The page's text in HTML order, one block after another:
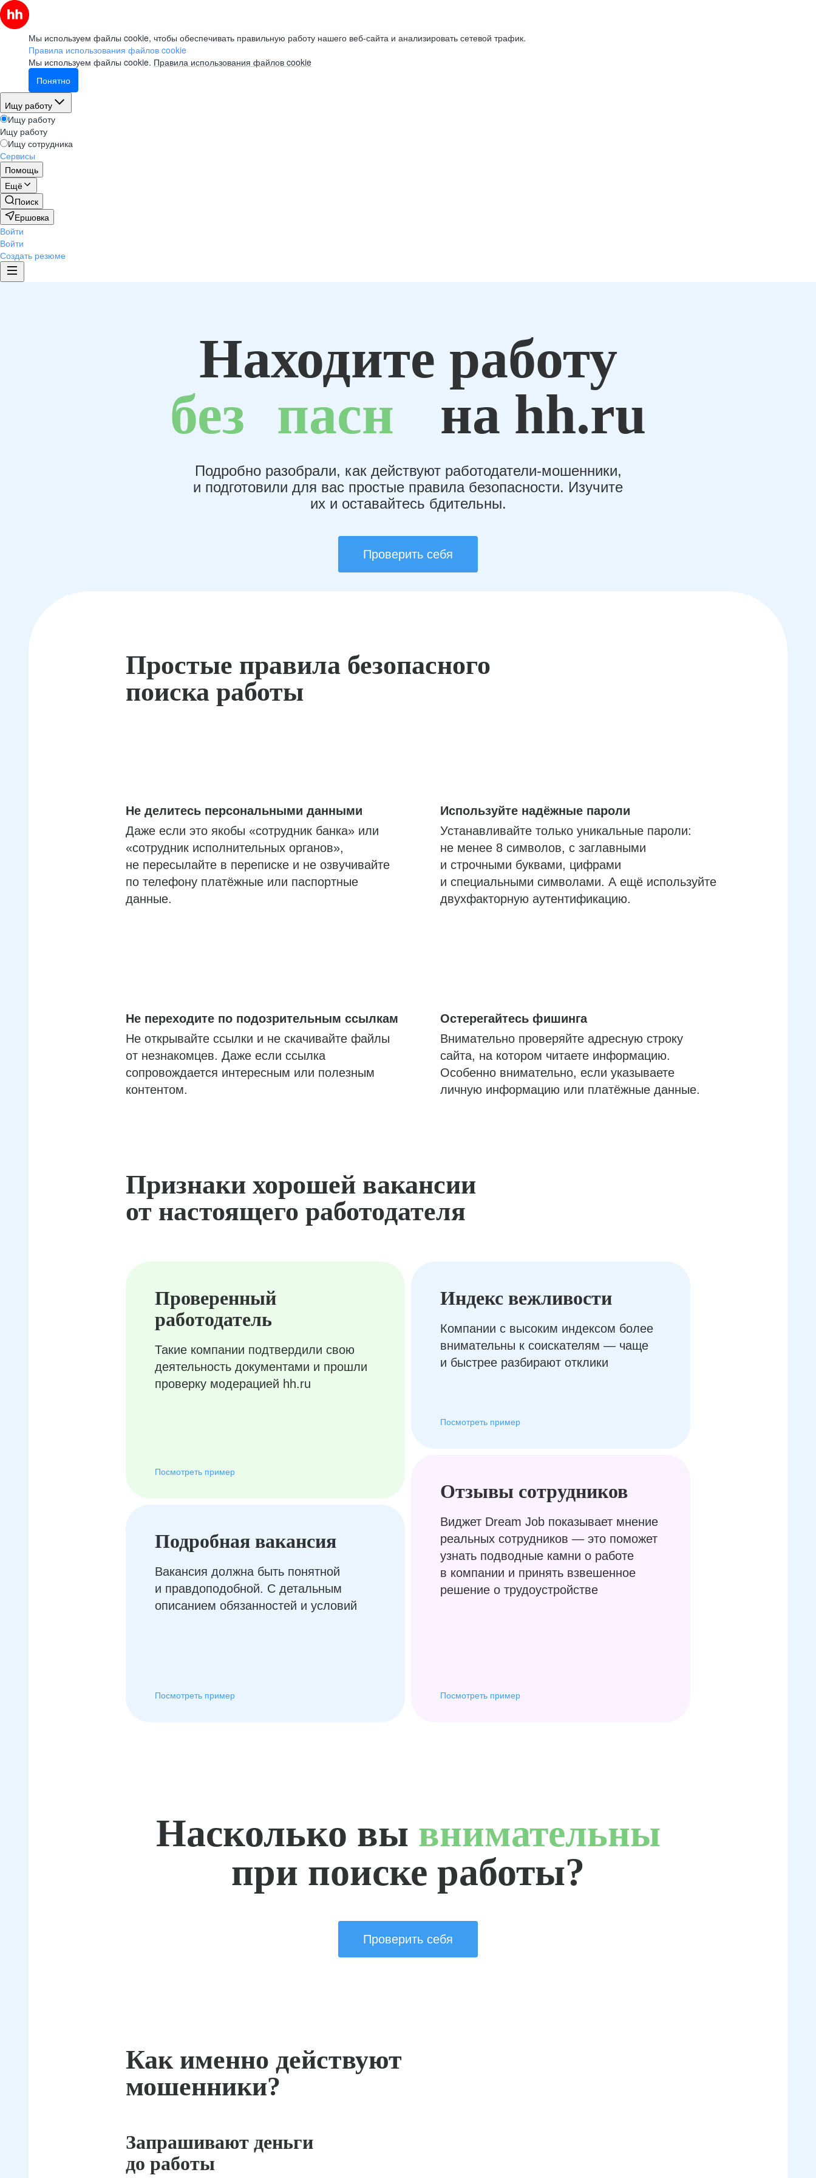
Мы используем файлы cookie, чтобы обеспечивать правильную работу нашего веб-сайта и анализировать сетевой трафик.
Правила использования файлов cookie
Мы используем файлы cookie. Правила использования файлов cookie
Понятно
Ищу работу
Ищу работу
Ищу работу
Ищу сотрудника
Сервисы
Помощь
Ещё
Поиск
Ершовка
Войти
Войти
Создать резюме
Находите работу
без пасн на hh.ru
Подробно разобрали, как действуют работодатели-мошенники,
и подготовили для вас простые правила безопасности. Изучите
их и оставайтесь бдительны.
Проверить себя
Простые правила безопасного
поиска работы
Не делитесь персональными данными
Даже если это якобы «сотрудник банка» или
«сотрудник исполнительных органов»,
не пересылайте в переписке и не озвучивайте
по телефону платёжные или паспортные
данные.
Используйте надёжные пароли
Устанавливайте только уникальные пароли:
не менее 8 символов, с заглавными
и строчными буквами, цифрами
и специальными символами. А ещё используйте
двухфакторную аутентификацию.
Не переходите по подозрительным ссылкам
Не открывайте ссылки и не скачивайте файлы
от незнакомцев. Даже если ссылка
сопровождается интересным или полезным
контентом.
Остерегайтесь фишинга
Внимательно проверяйте адресную строку
сайта, на котором читаете информацию.
Особенно внимательно, если указываете
личную информацию или платёжные данные.
Признаки хорошей вакансии
от настоящего работодателя
Проверенный
работодатель
Такие компании подтвердили свою
деятельность документами и прошли
проверку модерацией hh.ru
Посмотреть пример
Подробная вакансия
Вакансия должна быть понятной
и правдоподобной. С детальным
описанием обязанностей и условий
Посмотреть пример
Отзывы сотрудников
Виджет Dream Job показывает мнение
реальных сотрудников — это поможет
узнать подводные камни о работе
в компании и принять взвешенное
решение о трудоустройстве
Посмотреть пример
Индекс вежливости
Компании с высоким индексом более
внимательны к соискателям — чаще
и быстрее разбирают отклики
Посмотреть пример
Насколько вы внимательны
при поиске работы?
Проверить себя
Как именно действуют
мошенники?
Запрашивают деньги
до работы